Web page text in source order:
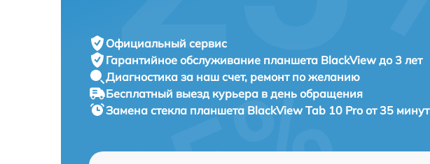
Официальный сервис
Гарантийное обслуживание планшета BlackView до 3 лет
Диагностика за наш счет, ремонт по желанию
Бесплатный выезд курьера в день обращения
Замена стекла планшета BlackView Tab 10 Pro от 35 минут